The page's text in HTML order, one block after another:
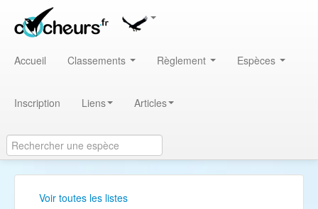
Accueil Classements Règlement Espèces
Inscription Liens Articles
Voir toutes les listes